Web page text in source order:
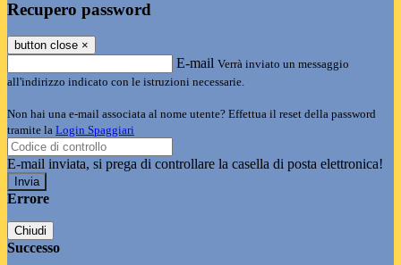
Recupero password
button close ×
E-mail Verrà inviato un messaggio
all'indirizzo indicato con le istruzioni necessarie.
Non hai una e-mail associata al nome utente? Effettua il reset della password
tramite la Login Spaggiari
E-mail inviata, si prega di controllare la casella di posta elettronica!
Errore
Chiudi
Successo